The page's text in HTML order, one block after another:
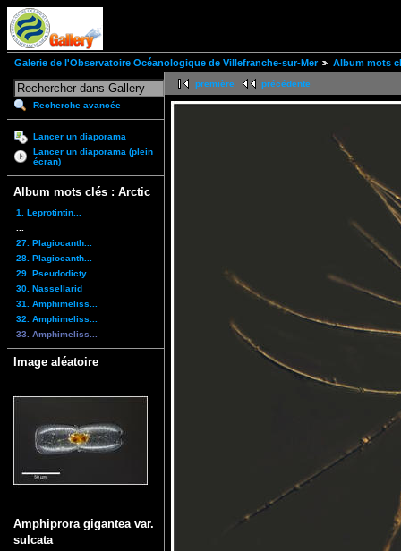
Galerie de l'Observatoire Océanologique de Villefranche-sur-Mer Album mots
Recherche avancée
Lancer un diaporama
Lancer un diaporama (plein
écran)
Album mots clés : Arctic
1. Leprotintin...
27. Plagiocanth...
28. Plagiocanth...
29. Pseudodicty...
30. Nassellarid
31. Amphimeliss...
32. Amphimeliss...
33. Amphimeliss...
Image aléatoire
Amphiprora gigantea var.
sulcata
première précédente